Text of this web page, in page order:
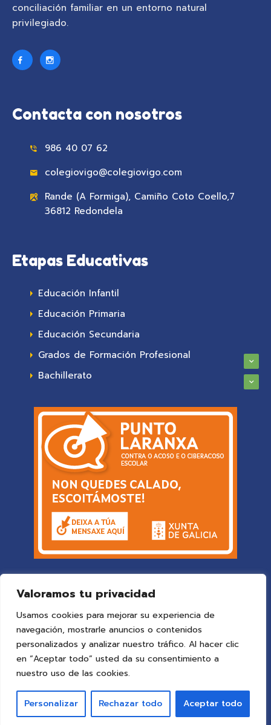
Valoramos tu privacidad
Usamos cookies para mejorar su experiencia de
navegación, mostrarle anuncios o contenidos
personalizados y analizar nuestro tráfico. Al hacer clic
en “Aceptar todo” usted da su consentimiento a
nuestro uso de las cookies.
Personalizar Rechazar todo Aceptar todo
conciliación familiar en un entorno natural
privilegiado.
Contacta con nosotros
986 40 07 62
colegiovigo@colegiovigo.com
Rande (A Formiga), Camiño Coto Coello,7
36812 Redondela
Etapas Educativas
Educación Infantil
Educación Primaria
Educación Secundaria
Grados de Formación Profesional
Bachillerato
© 2025 Colegio Vigoby ideaspropias publicidad&web
Todos los derechos reservados.
Aviso Legal